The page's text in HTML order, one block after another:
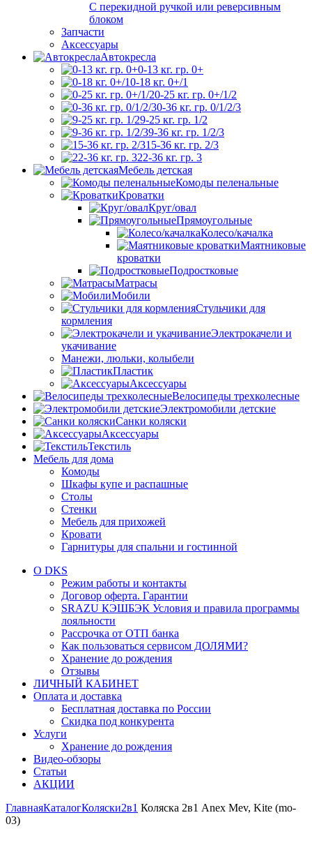
С перекидной ручкой или реверсивным
блоком
Запчасти
Аксессуары
Автокресла
0-13 кг. гр. 0+
0-18 кг. 0+/1
0-25 кг. гр. 0+/1/2
0-36 кг. гр. 0/1/2/3
9-25 кг. гр. 1/2
9-36 кг. гр. 1/2/3
15-36 кг. гр. 2/3
22-36 кг. гр. 3
Мебель детская
Комоды пеленальные
Кроватки
Круг/овал
Прямоугольные
Колесо/качалка
Маятниковые
кроватки
Подростковые
Матрасы
Мобили
Стульчики для
кормления
Электрокачели и
укачивание
Манежи, люльки, колыбели
Пластик
Аксессуары
Велосипеды трехколесные
Электромобили детские
Санки коляски
Аксессуары
Текстиль
Мебель для дома
Комоды
Шкафы купе и распашные
Столы
Стенки
Мебель для прихожей
Кровати
Гарнитуры для спальни и гостинной
О DKS
Режим работы и контакты
Договор оферта. Гарантии
SRAZU КЭШБЭК Условия и правила программы
лояльности
Рассрочка от ОТП банка
Как пользоваться сервисом ДОЛЯМИ?
Хранение до рождения
Отзывы
ЛИЧНЫЙ КАБИНЕТ
Оплата и доставка
Бесплатная доставка по России
Скидка под конкурента
Услуги
Хранение до рождения
Видео-обзоры
Статьи
АКЦИИ
ГлавнаяКаталогКоляски2в1 Коляска 2в1 Anex Mev, Kite (mo-
03)